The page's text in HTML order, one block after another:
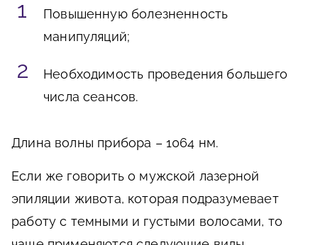
Повышенную болезненность
манипуляций;
Необходимость проведения большего
числа сеансов.
Длина волны прибора – 1064 нм.
Если же говорить о мужской лазерной
эпиляции живота, которая подразумевает
работу с темными и густыми волосами, то